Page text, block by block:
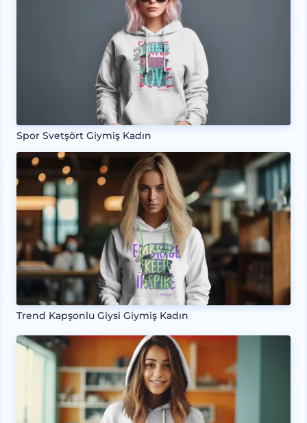
Spor Svetşört Giymiş Kadın
Trend Kapşonlu Giysi Giymiş Kadın